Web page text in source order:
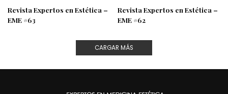
Revista Expertos en Estética –
EME #63
Revista Expertos en Estética –
EME #62
CARGAR MÁS